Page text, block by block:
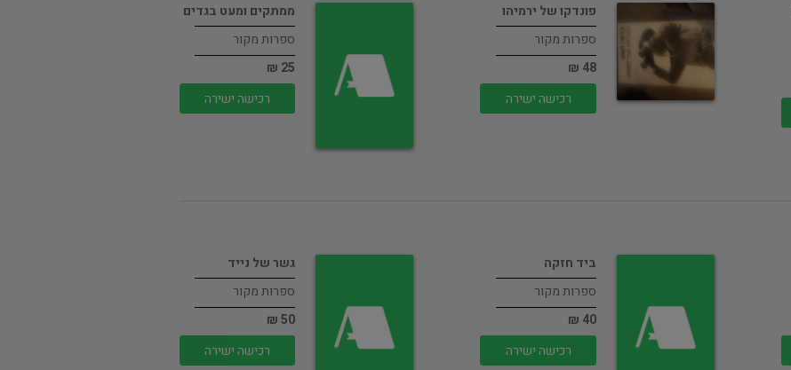
פונדקו של ירמיהו
ספרות מקור
48 ₪
רכישה ישירה
ממתקים ומעט בגדים
ספרות מקור
25 ₪
רכישה ישירה
ביד חזקה
ספרות מקור
40 ₪
רכישה ישירה
גשר של נייד
ספרות מקור
50 ₪
רכישה ישירה